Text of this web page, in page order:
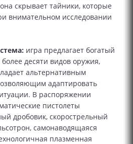
скрывает тайники, которые
внимательном исследовании
игра предлагает богатый
десяти видов оружия,
альтернативным
адаптировать
В распоряжении
пистолеты
дробовик, скорострельный
самонаводящаяся
плазменная